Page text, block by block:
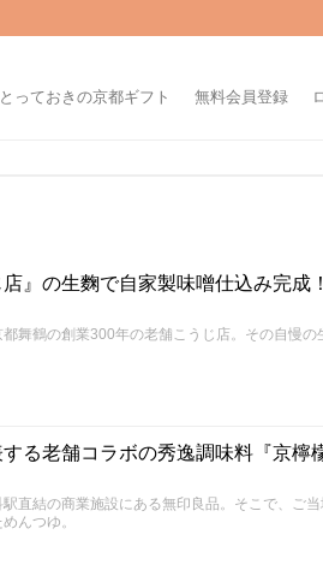
とっておきの京都ギフト 無料会員登録
』の生麴で自家製味噌仕込み完成！
舞鶴の創業300年の老舗こうじ店。その自慢の
る老舗コラボの秀逸調味料『京檸
直結の商業施設にある無印良品。そこで、ご当
んつゆ。